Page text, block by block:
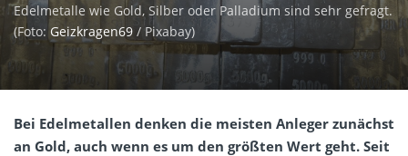
Edelmetalle wie Gold, Silber oder Palladium sind sehr gefragt.
(Foto: Geizkragen69 / Pixabay)
Bei Edelmetallen denken die meisten Anleger zunächst
an Gold, auch wenn es um den größten Wert geht. Seit